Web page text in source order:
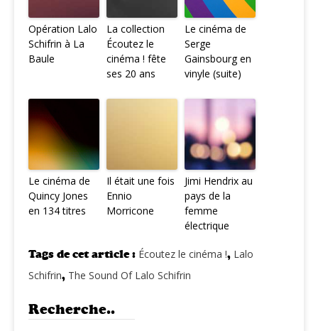
Opération Lalo
Schifrin à La
Baule
La collection
Écoutez le
cinéma ! fête
ses 20 ans
Le cinéma de
Serge
Gainsbourg en
vinyle (suite)
Le cinéma de
Quincy Jones
en 134 titres
Il était une fois
Ennio
Morricone
Jimi Hendrix au
pays de la
femme
électrique
Tags de cet article : Écoutez le cinéma !, Lalo
Schifrin, The Sound Of Lalo Schifrin
Recherche..